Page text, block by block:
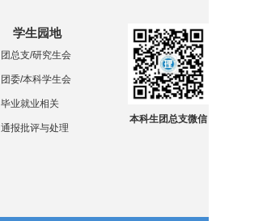
学生园地
团总支/研究生会
团委/本科学生会
毕业就业相关
通报批评与处理
本科生团总支微信